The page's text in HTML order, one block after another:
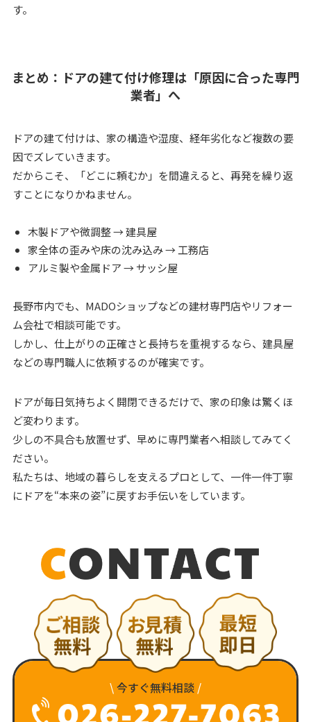
す。
まとめ：ドアの建て付け修理は「原因に合った専門
業者」へ
ドアの建て付けは、家の構造や湿度、経年劣化など複数の要
因でズレていきます。
だからこそ、「どこに頼むか」を間違えると、再発を繰り返
すことになりかねません。
木製ドアや微調整 → 建具屋
家全体の歪みや床の沈み込み → 工務店
アルミ製や金属ドア → サッシ屋
長野市内でも、MADOショップなどの建材専門店やリフォー
ム会社で相談可能です。
しかし、仕上がりの正確さと長持ちを重視するなら、建具屋
などの専門職人に依頼するのが確実です。
ドアが毎日気持ちよく開閉できるだけで、家の印象は驚くほ
ど変わります。
少しの不具合も放置せず、早めに専門業者へ相談してみてく
ださい。
私たちは、地域の暮らしを支えるプロとして、一件一件丁寧
にドアを“本来の姿”に戻すお手伝いをしています。
\今すぐ無料相談 /